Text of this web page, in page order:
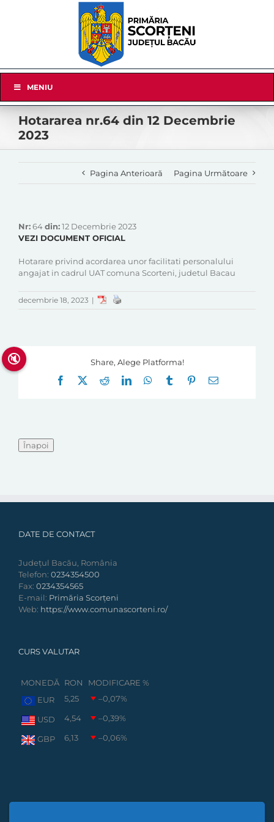
Navigation
MENIU
Hotararea nr.64 din 12 Decembrie
2023
Pagina Anterioară Pagina Următoare
Nr:64din:12 Decembrie 2023
VEZI DOCUMENT OFICIAL
Hotarare privind acordarea unor facilitati personalului
angajat in cadrul UAT comuna Scorteni, judetul Bacau
decembrie 18, 2023 |
Share, Alege Platforma!
Facebook
RedditLinkedInWhatsApp
Tumblr Pinterest
E-
DATE DE CONTACT
Județul Bacău, România
Telefon: 0234354500
Fax: 0234354565
E-mail: Primăria Scorțeni
Web: https://www.comunascorteni.ro/
CURS VALUTAR
MONEDĂ RON
MODIFICARE %
EUR
5,25 –0,07%
USD 4,54 –0,39%
GBP 6,13 –0,06%
🔇